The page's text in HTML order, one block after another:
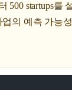
500 startups
의 예측 가능